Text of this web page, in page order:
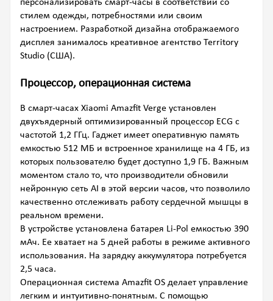
персонализировать смарт-часы в соответствии со
стилем одежды, потребностями или своим
настроением. Разработкой дизайна отображаемого
дисплея занималось креативное агентство Territory
Studio (США).
Процессор, операционная система
В смарт-часах Xiaomi Amazfit Verge установлен
двухъядерный оптимизированный процессор ECG с
частотой 1,2 ГГц. Гаджет имеет оперативную память
емкостью 512 МБ и встроенное хранилище на 4 ГБ, из
которых пользователю будет доступно 1,9 ГБ. Важным
моментом стало то, что производители обновили
нейронную сеть AI в этой версии часов, что позволило
качественно отслеживать работу сердечной мышцы в
реальном времени.
В устройстве установлена батарея Li-Pol емкостью 390
мАч. Ее хватает на 5 дней работы в режиме активного
использования. На зарядку аккумулятора потребуется
2,5 часа.
Операционная система Amazfit OS делает управление
легким и интуитивно-понятным. С помощью